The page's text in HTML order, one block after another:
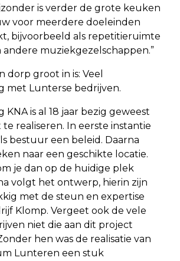
is verder de grote keuken
voor meerdere doeleinden
bijvoorbeeld als repetitieruimte
muziekgezelschappen.”
dorp groot in is: Veel
met Lunterse bedrijven.
KNA is al 18 jaar bezig geweest
realiseren. In eerste instantie
bestuur een beleid. Daarna
naar een geschikte locatie.
je dan op de huidige plek
volgt het ontwerp, hierin zijn
met de steun en expertise
Klomp. Vergeet ook de vele
niet die aan dit project
hen was de realisatie van
Lunteren een stuk